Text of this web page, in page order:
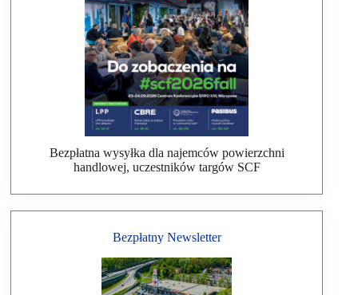
Bezpłatna wysyłka dla najemców powierzchni
handlowej, uczestników targów SCF
Bezpłatny Newsletter